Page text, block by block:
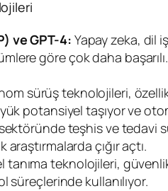
ve GPT-4: Yapay zeka, dil
göre çok daha
sürüş teknolojileri,
potansiyel taşıyor ve
teşhis ve tedavi
çığır açtı.
tanıma teknolojileri,
süreçlerinde kullanılıyor.